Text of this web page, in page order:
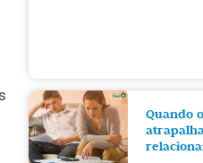
Quando